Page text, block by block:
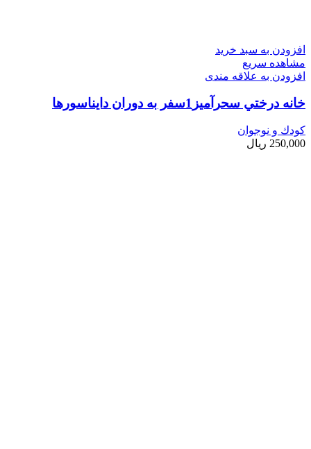
افزودن به سبد خرید
مشاهده سریع
افزودن به علاقه مندی
خانه درختي سحرآميز1سفر به دوران دايناسورها
کودك و نوجوان
250,000 ریال